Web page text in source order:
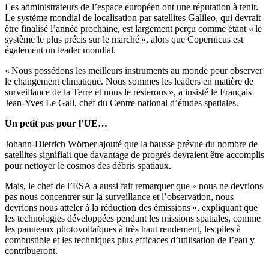
Les administrateurs de l’espace européen ont une réputation à tenir.
Le système mondial de localisation par satellites Galileo, qui devrait
être finalisé l’année prochaine, est largement perçu comme étant « le
système le plus précis sur le marché », alors que Copernicus est
également un leader mondial.
« Nous possédons les meilleurs instruments au monde pour observer
le changement climatique. Nous sommes les leaders en matière de
surveillance de la Terre et nous le resterons », a insisté le Français
Jean-Yves Le Gall, chef du Centre national d’études spatiales.
Un petit pas pour l’UE…
Johann-Dietrich Wörner ajouté que la hausse prévue du nombre de
satellites signifiait que davantage de progrès devraient être accomplis
pour nettoyer le cosmos des débris spatiaux.
Mais, le chef de l’ESA a aussi fait remarquer que « nous ne devrions
pas nous concentrer sur la surveillance et l’observation, nous
devrions nous atteler à la réduction des émissions », expliquant que
les technologies développées pendant les missions spatiales, comme
les panneaux photovoltaïques à très haut rendement, les piles à
combustible et les techniques plus efficaces d’utilisation de l’eau y
contribueront.